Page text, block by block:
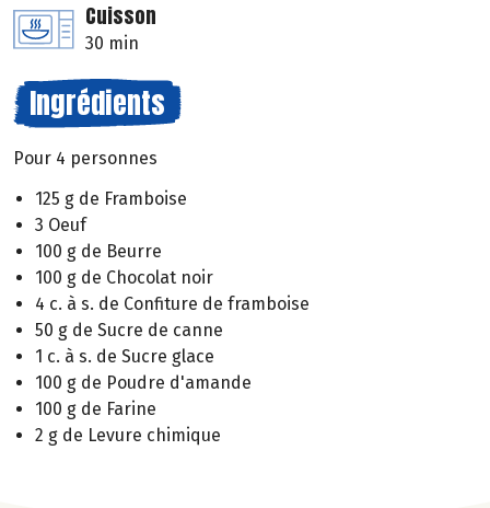
Cuisson
30 min
Ingrédients
Pour 4 personnes
125 g de Framboise
3 Oeuf
100 g de Beurre
100 g de Chocolat noir
4 c. à s. de Confiture de framboise
50 g de Sucre de canne
1 c. à s. de Sucre glace
100 g de Poudre d'amande
100 g de Farine
2 g de Levure chimique